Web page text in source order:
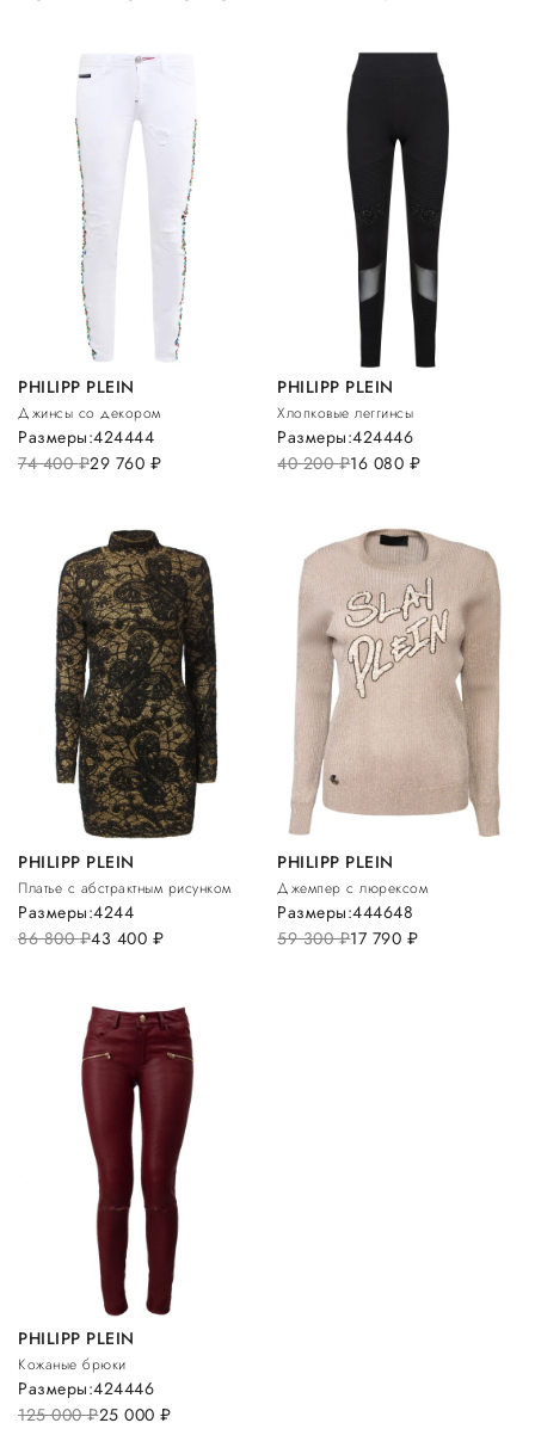
PHILIPP PLEIN
Джинсы со декором
74 400руб.29 760 руб.
Размеры:424444
PHILIPP PLEIN
Хлопковые леггинсы
40 200руб.16 080 руб.
Размеры:424446
PHILIPP PLEIN
Платье с абстрактным рисунком
86 800руб.43 400 руб.
Размеры:4244
PHILIPP PLEIN
Джемпер с люрексом
59 300руб.17 790 руб.
Размеры:444648
PHILIPP PLEIN
Кожаные брюки
125 000руб.25 000 руб.
Размеры:424446